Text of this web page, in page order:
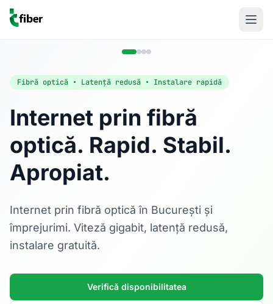
Fibră optică • Latență redusă • Instalare rapidă
Internet prin fibră
optică. Rapid. Stabil.
Apropiat.
Internet prin fibră optică în București și
împrejurimi. Viteză gigabit, latență redusă,
instalare gratuită.
Verifică disponibilitatea
Acasă
Internet Rezidențial
Fibră optică până la 1 Gbps, direct în casa ta.